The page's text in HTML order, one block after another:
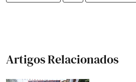
Artigos Relacionados